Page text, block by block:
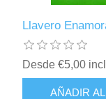
Llavero
Desde €5,00
AÑADIR